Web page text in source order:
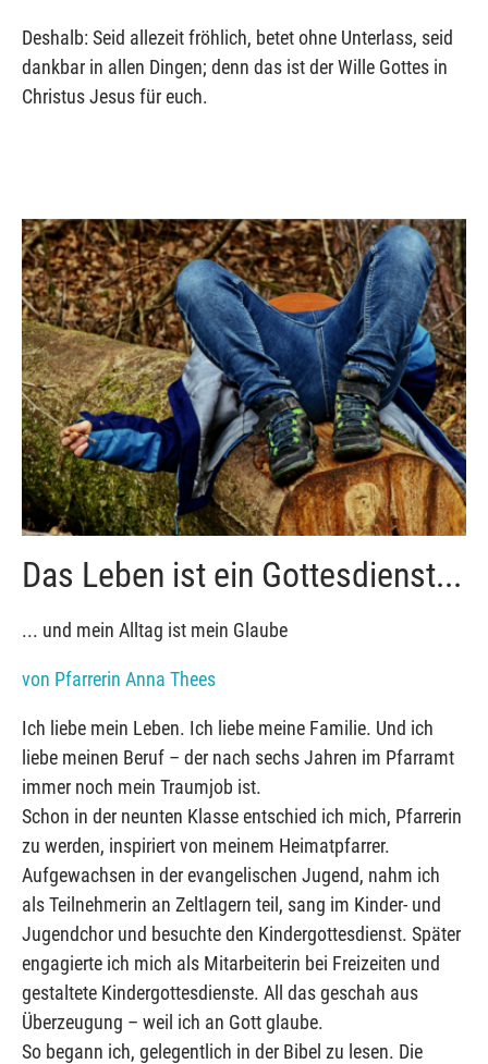
Deshalb: Seid allezeit fröhlich, betet ohne Unterlass, seid
dankbar in allen Dingen; denn das ist der Wille Gottes in
Christus Jesus für euch.
Das Leben ist ein Gottesdienst...
... und mein Alltag ist mein Glaube
von Pfarrerin Anna Thees
Ich liebe mein Leben. Ich liebe meine Familie. Und ich
liebe meinen Beruf – der nach sechs Jahren im Pfarramt
immer noch mein Traumjob ist.
Schon in der neunten Klasse entschied ich mich, Pfarrerin
zu werden, inspiriert von meinem Heimatpfarrer.
Aufgewachsen in der evangelischen Jugend, nahm ich
als Teilnehmerin an Zeltlagern teil, sang im Kinder- und
Jugendchor und besuchte den Kindergottesdienst. Später
engagierte ich mich als Mitarbeiterin bei Freizeiten und
gestaltete Kindergottesdienste. All das geschah aus
Überzeugung – weil ich an Gott glaube.
So begann ich, gelegentlich in der Bibel zu lesen. Die